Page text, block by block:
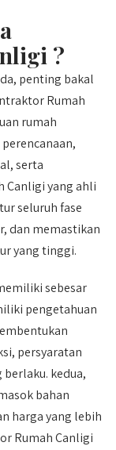
?
penting bakal
Rumah
rumah
serta
Canligi yang ahli
seluruh fase
dan memastikan
yang tinggi.
sebesar
pengetahuan
persyaratan
kedua,
bahan
harga yang lebih
Rumah Canligi